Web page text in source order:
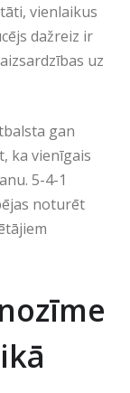
vienlaikus
dažreiz ir
uz
gan
ka vienīgais
5-4-1
noturēt